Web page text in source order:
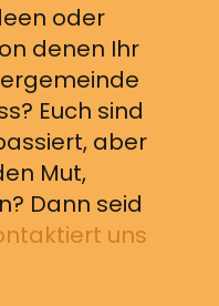
oder
denen Ihr
Euch sind
aber
Mut,
Dann seid
uns